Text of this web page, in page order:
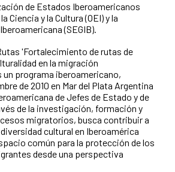
de Estados Iberoamericanos
Ciencia y la Cultura (OEI) y la
(SEGIB).
'Fortalecimiento de rutas de
en la migración
un programa iberoamericano,
de 2010 en Mar del Plata Argentina
de Jefes de Estado y de
de la investigación, formación y
migratorios, busca contribuir a
cultural en Iberoamérica
común para la protección de los
desde una perspectiva